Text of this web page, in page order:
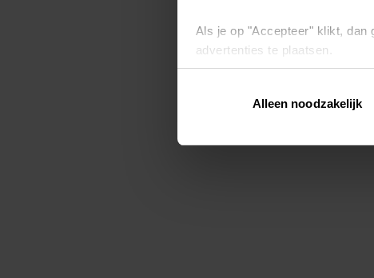
Als je op "Accepteer" klikt, dan
advertenties te plaatsen.
Via "Cookie instellingen" kun
intrekken op onscookiebeleid.
Alleen noodzakelijk